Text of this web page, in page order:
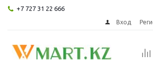
+7 727 31 22 666
Вход